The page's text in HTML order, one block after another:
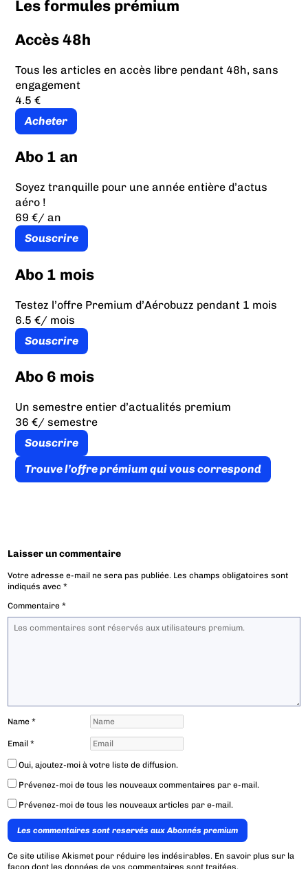
Les formules prémium
Accès 48h
Tous les articles en accès libre pendant 48h, sans
engagement
4.5 €
Acheter
Abo 1 an
Soyez tranquille pour une année entière d’actus
aéro !
69 €/ an
Souscrire
Abo 1 mois
Testez l’offre Premium d’Aérobuzz pendant 1 mois
6.5 €/ mois
Souscrire
Abo 6 mois
Un semestre entier d’actualités premium
36 €/ semestre
Souscrire
Trouve l’offre prémium qui vous correspond
Laisser un commentaire
Votre adresse e-mail ne sera pas publiée. Les champs obligatoires sont
indiqués avec*
Commentaire*
Name*
Email*
Oui, ajoutez-moi à votre liste de diffusion.
Prévenez-moi de tous les nouveaux commentaires par e-mail.
Prévenez-moi de tous les nouveaux articles par e-mail.
Les commentaires sont reservés aux Abonnés premium
Ce site utilise Akismet pour réduire les indésirables. En savoir plus sur la